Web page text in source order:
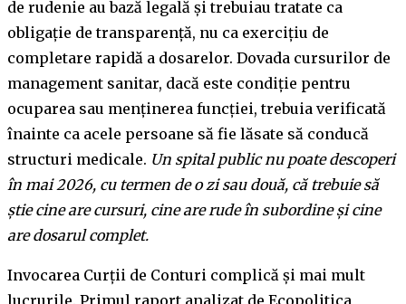
de rudenie au bază legală și trebuiau tratate ca
obligație de transparență, nu ca exercițiu de
completare rapidă a dosarelor. Dovada cursurilor de
management sanitar, dacă este condiție pentru
ocuparea sau menținerea funcției, trebuia verificată
înainte ca acele persoane să fie lăsate să conducă
structuri medicale. Un spital public nu poate descoperi
în mai 2026, cu termen de o zi sau două, că trebuie să
știe cine are cursuri, cine are rude în subordine și cine
are dosarul complet.
Invocarea Curții de Conturi complică și mai mult